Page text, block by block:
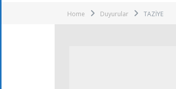
Home Duyurular TAZİYE